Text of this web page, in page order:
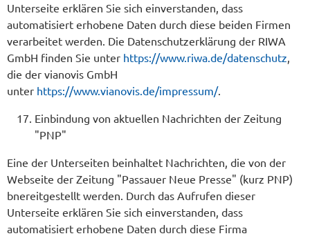
Unterseite erklären Sie sich einverstanden, dass
automatisiert erhobene Daten durch diese beiden Firmen
verarbeitet werden. Die Datenschutzerklärung der RIWA
GmbH finden Sie unter https://www.riwa.de/datenschutz,
die der vianovis GmbH
unter https://www.vianovis.de/impressum/.
Einbindung von aktuellen Nachrichten der Zeitung
"PNP"
Eine der Unterseiten beinhaltet Nachrichten, die von der
Webseite der Zeitung "Passauer Neue Presse" (kurz PNP)
bnereitgestellt werden. Durch das Aufrufen dieser
Unterseite erklären Sie sich einverstanden, dass
automatisiert erhobene Daten durch diese Firma